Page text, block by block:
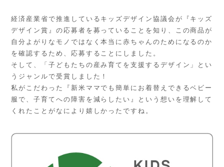
経済産業省で推進しているキッズデザイン協議会が『キッズ
デザイン賞』の応募者を募っていることを知り、この商品が
自分よがりなモノではなく本当に赤ちゃんのためになるのか
を確認するため、応募することにしました。
そして、「子どもたちの産み育てを支援するデザイン」とい
うジャンルで受賞しました！
私がこだわった『新米ママでも簡単にお着替えできるベビー
服で、子育てへの障害を減らしたい』という想いを理解して
くれたことがなにより嬉しかったですね。